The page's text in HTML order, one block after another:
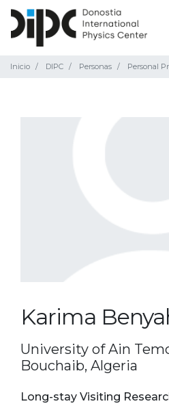
Inicio DIPC Personas Personal
Karima
University of Ain
Bouchaib, Algeria
Long-stay Visiting